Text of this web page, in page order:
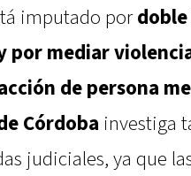
imputado por
por mediar
de persona
Córdoba investiga
judiciales, ya que